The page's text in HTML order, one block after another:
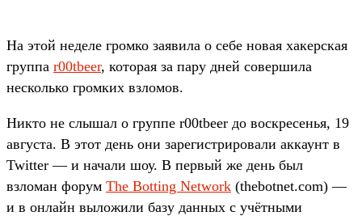
На этой неделе громко заявила о себе новая хакерская
группа r00tbeer, которая за пару дней совершила
несколько громких взломов.
Никто не слышал о группе r00tbeer до воскресенья, 19
августа. В этот день они зарегистрировали аккаунт в
Twitter — и начали шоу. В первый же день был
взломан форум The Botting Network (thebotnet.com) —
и в онлайн выложили базу данных с учётными